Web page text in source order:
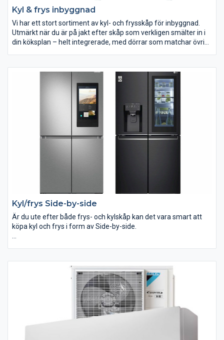
Kyl & frys inbyggnad
Vi har ett stort sortiment av kyl- och frysskåp för inbyggnad.
Utmärkt när du är på jakt efter skåp som verkligen smälter in i
din köksplan – helt integrerade, med dörrar som matchar övrig
Kyl/frys Side-by-side
Är du ute efter både frys- och kylskåp kan det vara smart att
köpa kyl och frys i form av Side-by-side.